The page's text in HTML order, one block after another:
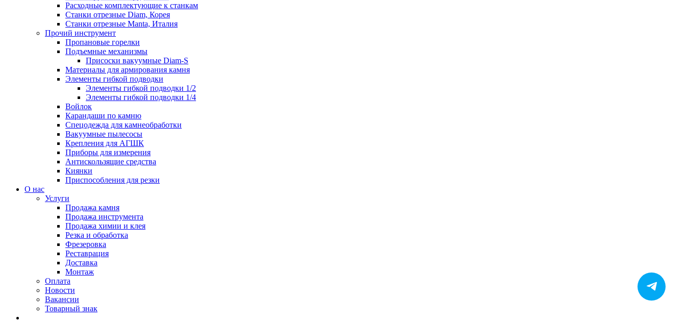
Расходные комплектующие к станкам
Станки отрезные Diam, Корея
Станки отрезные Manta, Италия
Прочий инструмент
Пропановые горелки
Подъeмные механизмы
Присоски вакуумные Diam-S
Материалы для армирования камня
Элементы гибкой подводки
Элементы гибкой подводки 1/2
Элементы гибкой подводки 1/4
Войлок
Карандаши по камню
Спецодежда для камнеобработки
Вакуумные пылесосы
Крепления для АГШК
Приборы для измерения
Антискользящие средства
Киянки
Приспособления для резки
О нас
Услуги
Продажа камня
Продажа инструмента
Продажа химии и клея
Резка и обработка
Фрезеровка
Реставрация
Доставка
Монтаж
Оплата
Новости
Вакансии
Товарный знак